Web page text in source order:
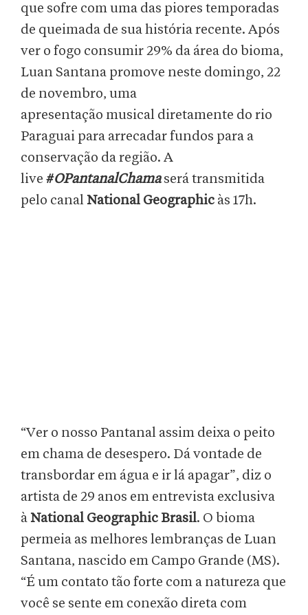
que sofre com uma das piores temporadas
de queimada de sua história recente. Após
ver o fogo consumir 29% da área do bioma,
Luan Santana promove neste domingo, 22
de novembro, uma
apresentação musical diretamente do rio
Paraguai para arrecadar fundos para a
conservação da região. A
live #OPantanalChamaserá transmitida
pelo canal National Geographic às 17h.
“Ver o nosso Pantanal assim deixa o peito
em chama de desespero. Dá vontade de
transbordar em água e ir lá apagar”, diz o
artista de 29 anos em entrevista exclusiva
à National Geographic Brasil. O bioma
permeia as melhores lembranças de Luan
Santana, nascido em Campo Grande (MS).
“É um contato tão forte com a natureza que
você se sente em conexão direta com